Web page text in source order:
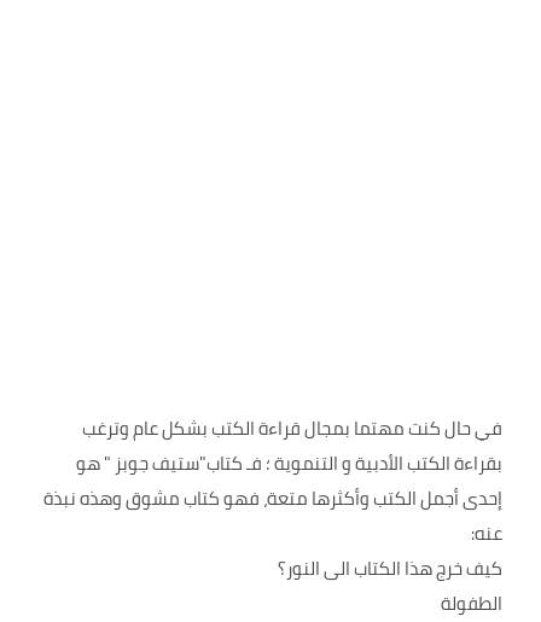
في حال كنت مهتما بمجال قراءة الكتب بشكل عام وترغب
بقراءة الكتب الأدبية و التنموية ؛ فـ كتاب"ستيف جوبز " هو
إحدى أجمل الكتب وأكثرها متعة، فهو كتاب مشوق وهذه نبذة
عنه:
كيف خرج هذا الكتاب الى النور؟
الطفولة